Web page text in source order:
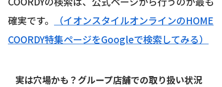
確実です。
（イオンスタイルオンラインのHOME
COORDY特集ページをGoogleで検索してみる）
実は穴場かも？グループ店舗での取り扱い状況